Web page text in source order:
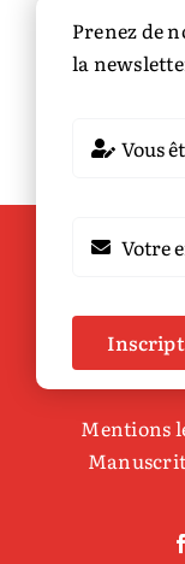
Prenez de
la
Mentions